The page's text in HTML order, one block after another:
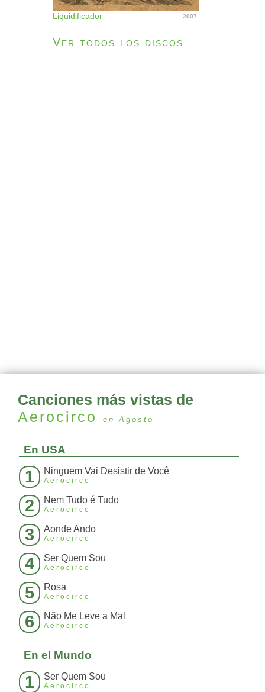
Liquidificador 2007
Ver todos los discos
Canciones más vistas de
Aerocirco
en Agosto
En USA
1 Ninguem Vai Desistir de Você
Aerocirco
2 Nem Tudo é Tudo
Aerocirco
3 Aonde Ando
Aerocirco
4 Ser Quem Sou
Aerocirco
5 Rosa
Aerocirco
6 Não Me Leve a Mal
Aerocirco
En el Mundo
1 Ser Quem Sou
Aerocirco